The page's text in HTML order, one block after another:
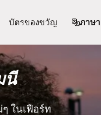
บัตรของขวัญ ภาษา
นี
ในเฟือร์ท